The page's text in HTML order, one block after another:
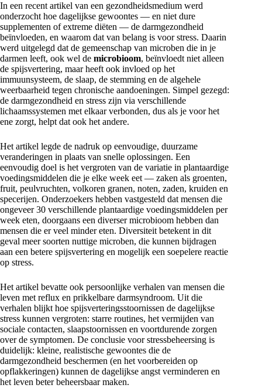
In een recent artikel van een gezondheidsmedium werd
onderzocht hoe dagelijkse gewoontes — en niet dure
supplementen of extreme diëten — de darmgezondheid
beïnvloeden, en waarom dat van belang is voor stress. Daarin
werd uitgelegd dat de gemeenschap van microben die in je
darmen leeft, ook wel de microbioom, beïnvloedt niet alleen
de spijsvertering, maar heeft ook invloed op het
immuunsysteem, de slaap, de stemming en de algehele
weerbaarheid tegen chronische aandoeningen. Simpel gezegd:
de darmgezondheid en stress zijn via verschillende
lichaamssystemen met elkaar verbonden, dus als je voor het
ene zorgt, helpt dat ook het andere.
Het artikel legde de nadruk op eenvoudige, duurzame
veranderingen in plaats van snelle oplossingen. Een
eenvoudig doel is het vergroten van de variatie in plantaardige
voedingsmiddelen die je elke week eet — zaken als groenten,
fruit, peulvruchten, volkoren granen, noten, zaden, kruiden en
specerijen. Onderzoekers hebben vastgesteld dat mensen die
ongeveer 30 verschillende plantaardige voedingsmiddelen per
week eten, doorgaans een diverser microbioom hebben dan
mensen die er veel minder eten. Diversiteit betekent in dit
geval meer soorten nuttige microben, die kunnen bijdragen
aan een betere spijsvertering en mogelijk een soepelere reactie
op stress.
Het artikel bevatte ook persoonlijke verhalen van mensen die
leven met reflux en prikkelbare darmsyndroom. Uit die
verhalen blijkt hoe spijsverteringsstoornissen de dagelijkse
stress kunnen vergroten: starre routines, het vermijden van
sociale contacten, slaapstoornissen en voortdurende zorgen
over de symptomen. De conclusie voor stressbeheersing is
duidelijk: kleine, realistische gewoontes die de
darmgezondheid beschermen (en het voorbereiden op
opflakkeringen) kunnen de dagelijkse angst verminderen en
het leven beter beheersbaar maken.